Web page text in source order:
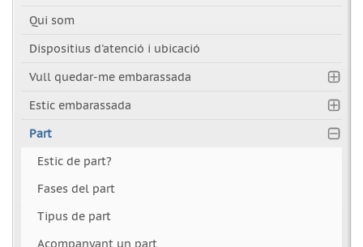
Qui som
Dispositius d'atenció i ubicació
Vull quedar-me embarassada
Estic embarassada
Part
Estic de part?
Fases del part
Tipus de part
Acompanyant un part